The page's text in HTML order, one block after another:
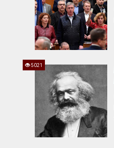
5021